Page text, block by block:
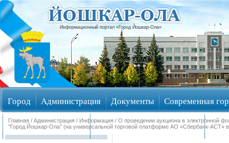
Информационный портал «Город Йошкар-Ола»
Город Администрация Документы Современная
Обращения граждан Общественные обсуждения
Главная / Администрация / Информация / О проведении аукциона в электронной
"Город Йошкар-Ола" (на универсальной торговой платформе АО «Сбербанк-АСТ»